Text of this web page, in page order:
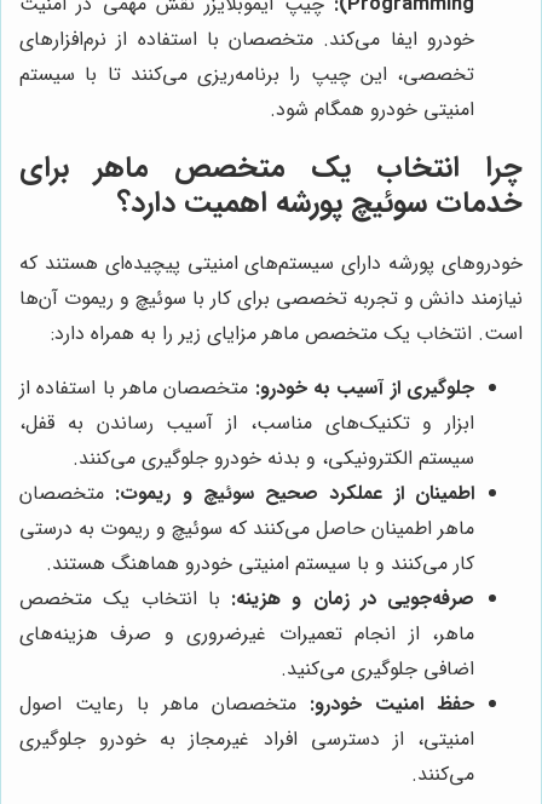
خودرو ایفا می‌کند. متخصصان با استفاده از نرم‌افزارهای
تخصصی، این چیپ را برنامه‌ریزی می‌کنند تا با سیستم
امنیتی خودرو همگام شود.
چرا انتخاب یک متخصص ماهر برای
خدمات سوئیچ پورشه اهمیت دارد؟
خودروهای پورشه دارای سیستم‌های امنیتی پیچیده‌ای هستند که
نیازمند دانش و تجربه تخصصی برای کار با سوئیچ و ریموت آن‌ها
است. انتخاب یک متخصص ماهر مزایای زیر را به همراه دارد:
جلوگیری از آسیب به خودرو: متخصصان ماهر با استفاده از
ابزار و تکنیک‌های مناسب، از آسیب رساندن به قفل،
سیستم الکترونیکی، و بدنه خودرو جلوگیری می‌کنند.
اطمینان از عملکرد صحیح سوئیچ و ریموت: متخصصان
ماهر اطمینان حاصل می‌کنند که سوئیچ و ریموت به درستی
کار می‌کنند و با سیستم امنیتی خودرو هماهنگ هستند.
صرفه‌جویی در زمان و هزینه: با انتخاب یک متخصص
ماهر، از انجام تعمیرات غیرضروری و صرف هزینه‌های
اضافی جلوگیری می‌کنید.
حفظ امنیت خودرو: متخصصان ماهر با رعایت اصول
امنیتی، از دسترسی افراد غیرمجاز به خودرو جلوگیری
می‌کنند.